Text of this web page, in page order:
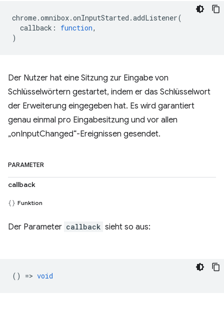
chrome.omnibox.onInputStarted .addListener(
callback : function,
)
Der Nutzer hat eine Sitzung zur Eingabe von
Schlüsselwörtern gestartet, indem er das Schlüsselwort
der Erweiterung eingegeben hat. Es wird garantiert
genau einmal pro Eingabesitzung und vor allen
„onInputChanged“-Ereignissen gesendet.
PARAMETER
callback
Funktion
Der Parameter callback sieht so aus:
() => void